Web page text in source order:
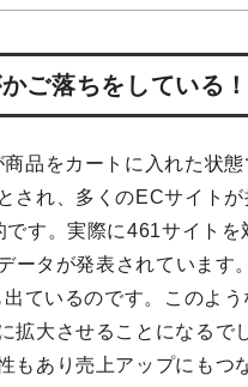
ご落ちをしている
品をカートに入れた状
され、多くのECサイト
す。実際に461サイト
ータが発表されています
ているのです。このよ
拡大させることになるで
あり売上アップにもつ